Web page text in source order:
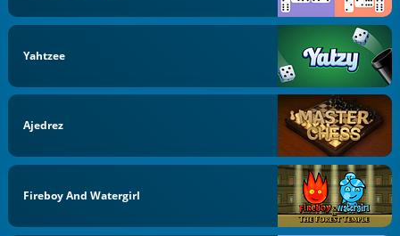
Yahtzee
Ajedrez
Fireboy And Watergirl